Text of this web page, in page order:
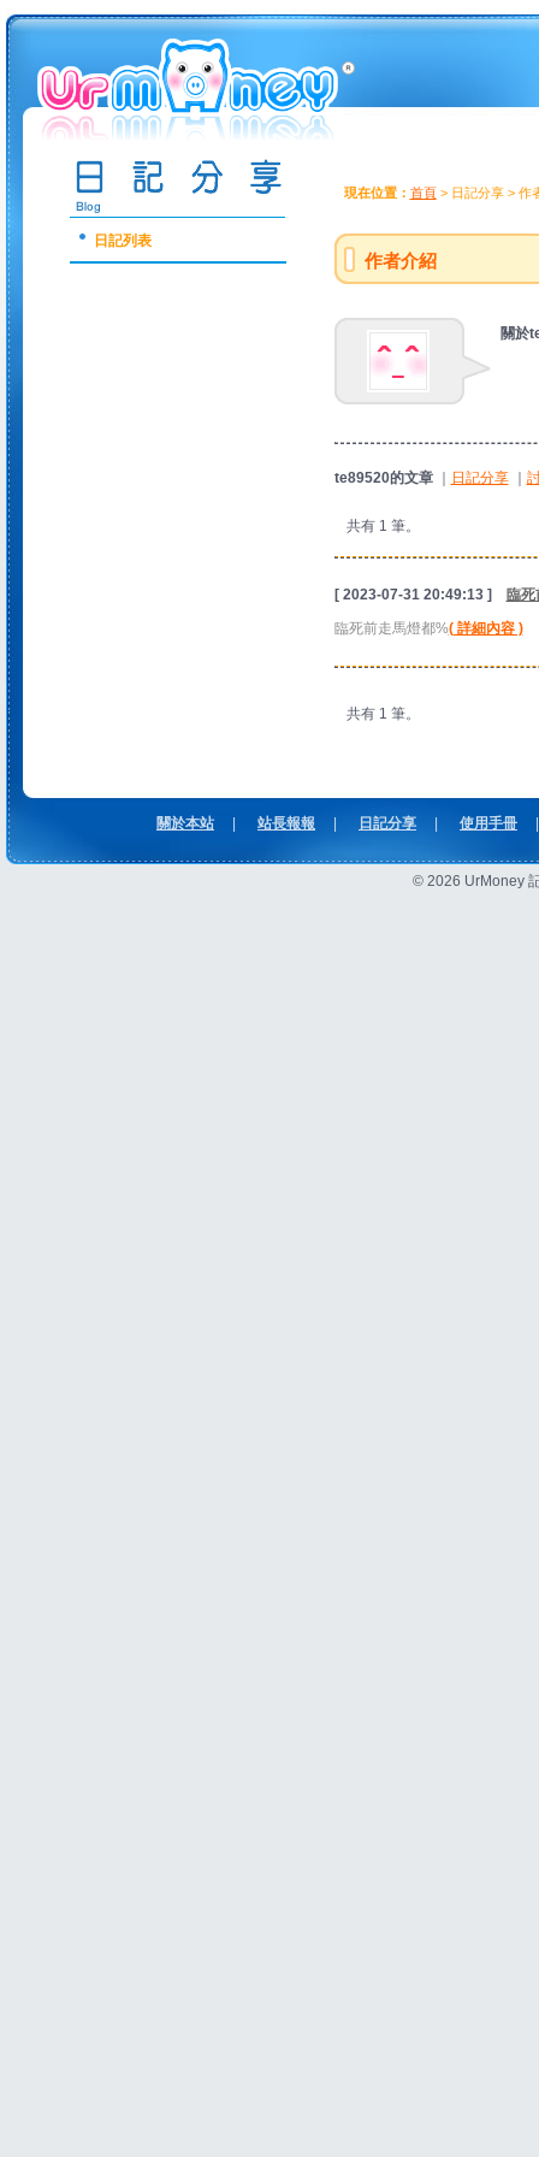
日記列表
現在位置： 首頁> 日記分享 > 作
作者介紹
關於
te89520的文章 日記分享｜
共有 1 筆。
[ 2023-07-31 20:49:13 ]
臨
臨死前走馬燈都%( 詳細內容 )
共有 1 筆。
關於本站 站長報報 日記分享 使用手冊
© 2026 UrMoney